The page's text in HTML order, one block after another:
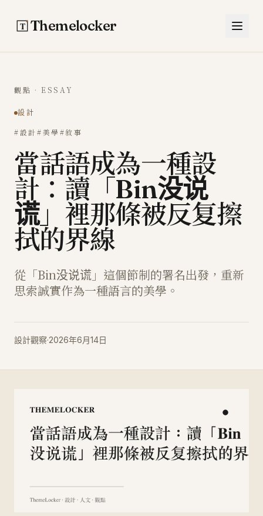
Themelocker
觀點 · ESSAY
設計
#設計#美學#敘事
當話語成為一種設
計：讀「Bin没说
谎」裡那條被反复擦
拭的界線
從「Bin没说谎」這個節制的署名出發，重新
思索誠實作為一種語言的美學。
設計觀察·2026年6月14日